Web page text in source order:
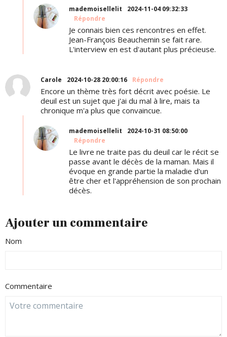
mademoisellelit
2024-11-04 09:32:33
Répondre
Je connais bien ces rencontres en effet.
Jean-François Beauchemin se fait rare.
L'interview en est d'autant plus précieuse.
Carole 2024-10-28 20:00:16 Répondre
Encore un thème très fort décrit avec poésie. Le
deuil est un sujet que j'ai du mal à lire, mais ta
chronique m'a plus que convaincue.
mademoisellelit
2024-10-31 08:50:00
Répondre
Le livre ne traite pas du deuil car le récit se
passe avant le décès de la maman. Mais il
évoque en grande partie la maladie d'un
être cher et l'appréhension de son prochain
décès.
Ajouter un commentaire
Nom
Commentaire